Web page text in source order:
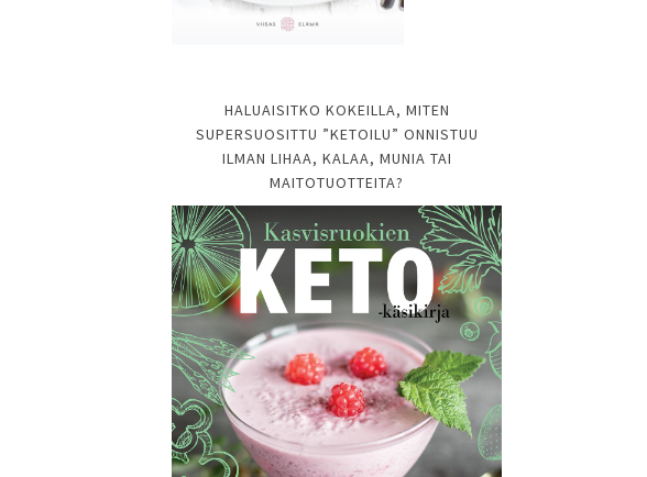
HALUAISITKO KOKEILLA, MITEN
SUPERSUOSITTU ”KETOILU” ONNISTUU
ILMAN LIHAA, KALAA, MUNIA TAI
MAITOTUOTTEITA?